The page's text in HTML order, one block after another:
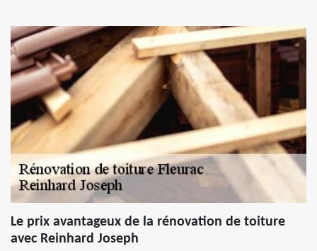
Le prix avantageux de la rénovation de toiture
avec Reinhard Joseph